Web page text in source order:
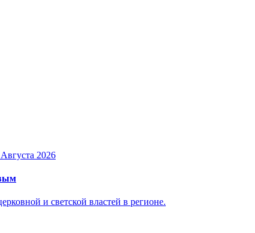
2026
и светской властей в регионе.